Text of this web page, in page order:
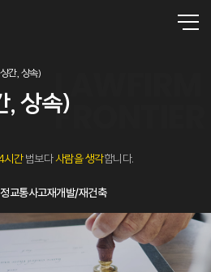
간, 상속)
, 상속)
시간법보다사람을 생각합니다.
교통사고재개발/재건축